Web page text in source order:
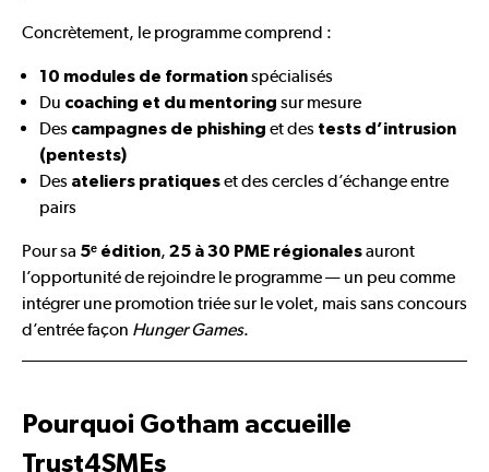
Concrètement, le programme comprend :
10 modules de formationspécialisés
Du coaching et du mentoring sur mesure
Des campagnes de phishing et des tests d’intrusion
(pentests)
Des ateliers pratiqueset des cercles d’échange entre
pairs
Pour sa 5ᵉ édition, 25 à 30 PME régionalesauront
l’opportunité de rejoindre le programme — un peu comme
intégrer une promotion triée sur le volet, mais sans concours
d’entrée façon Hunger Games.
Pourquoi Gotham accueille
Trust4SMEs